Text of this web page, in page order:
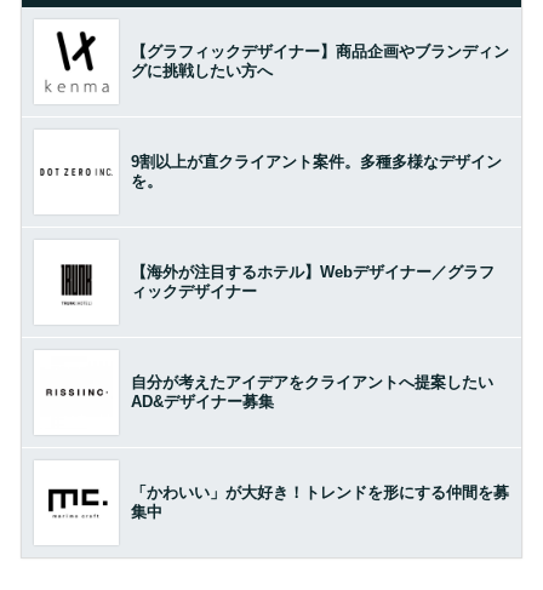
【グラフィックデザイナー】商品企画やブランディン
グに挑戦したい方へ
9割以上が直クライアント案件。多種多様なデザイン
を。
【海外が注目するホテル】Webデザイナー／グラフ
ィックデザイナー
自分が考えたアイデアをクライアントへ提案したい
AD&デザイナー募集
「かわいい」が大好き！トレンドを形にする仲間を募
集中